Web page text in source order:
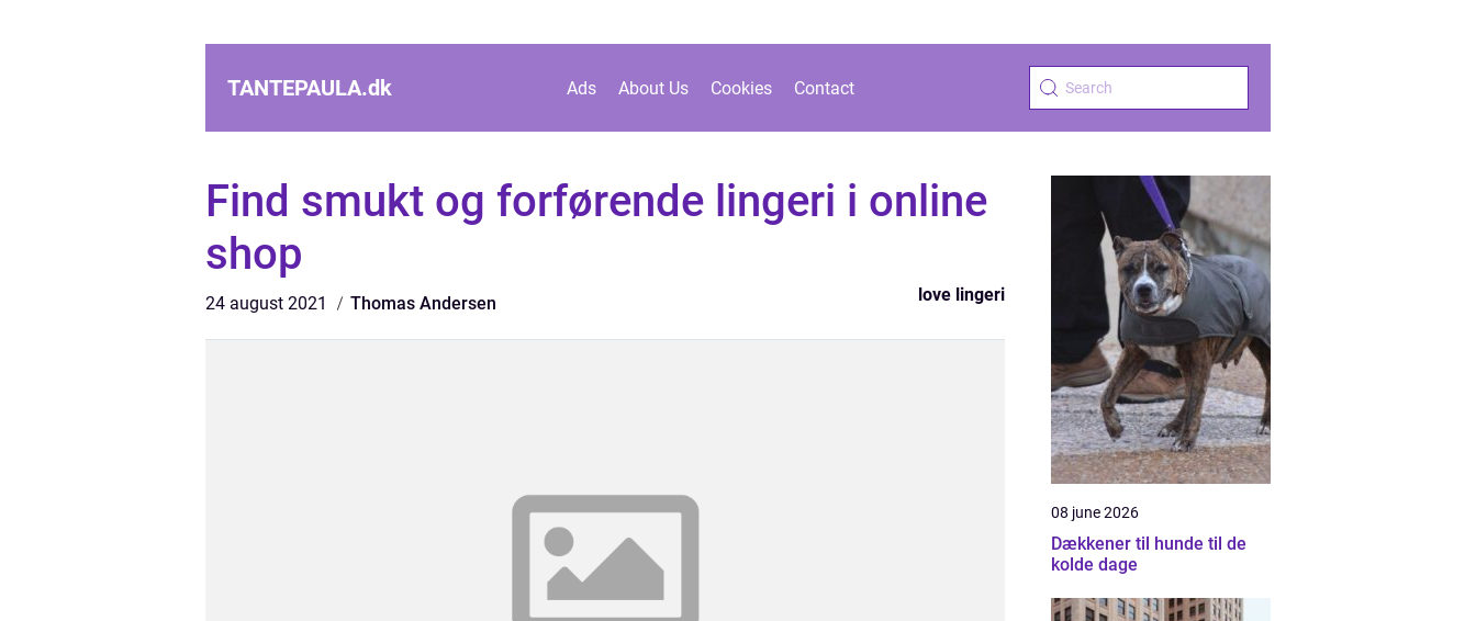
TANTEPAULA.dk Ads About Us Cookies Contact
Find smukt og forførende lingeri i online
shop
24 august 2021 Thomas Andersen love lingeri
08 june 2026
Dækkener til hunde til de
kolde dage